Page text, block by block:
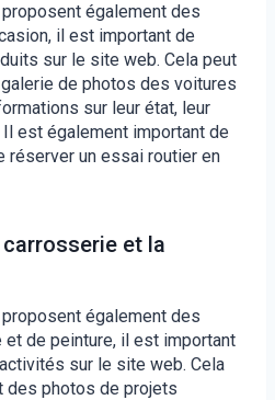
également des
il est important de
sur le site web. Cela peut
de photos des voitures
sur leur état, leur
est également important de
réserver un essai routier en
et la
également des
de peinture, il est important
sur le site web. Cela
des photos de projets